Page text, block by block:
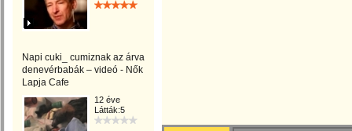
Napi cuki_ cumiznak az árva
denevérbabák – videó - Nők
Lapja Cafe
12 éve
Látták:5